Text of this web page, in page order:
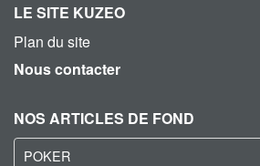
LE SITE KUZEO
Plan du site
Nous contacter
NOS ARTICLES DE FOND
POKER